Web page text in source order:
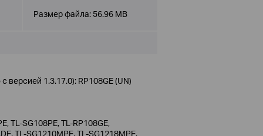
Размер файла: 56.96 MB
1.3.17.0): RP108GE (UN)
TL-SG108PE, TL-RP108GE,
TL-SG1210MPE, TL-SG1218MPE,